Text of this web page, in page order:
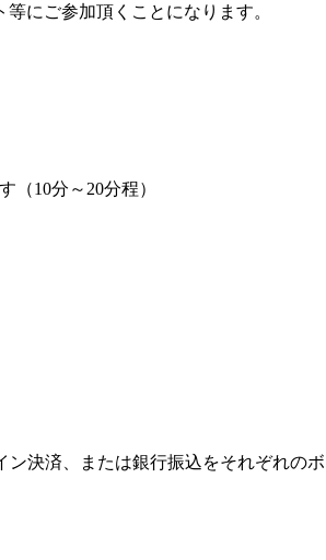
にご参加頂くことになります。
10分～20分程）
決済、または銀行振込をそれぞれの